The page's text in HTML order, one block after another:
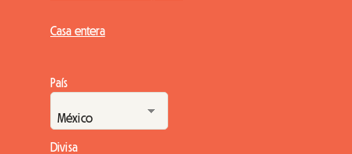
Casa entera
País
Divisa